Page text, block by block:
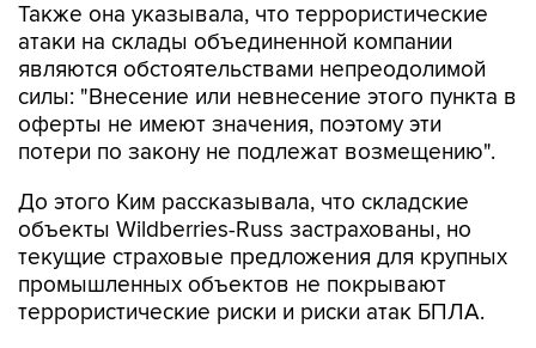
Также она указывала, что террористические
атаки на склады объединенной компании
являются обстоятельствами непреодолимой
силы: "Внесение или невнесение этого пункта в
оферты не имеют значения, поэтому эти
потери по закону не подлежат возмещению".
До этого Ким рассказывала, что складские
объекты Wildberries-Russ застрахованы, но
текущие страховые предложения для крупных
промышленных объектов не покрывают
террористические риски и риски атак БПЛА.